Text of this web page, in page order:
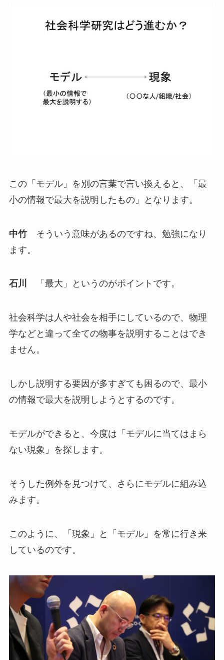
この「モデル」を別の言葉で言い換えると、「最
小の情報で最大を説明したもの」となります。
中竹そういう意味があるのですね、勉強になり
ます。
石川 「最大」というのがポイントです。
社会科学は人や社会を相手にしているので、物理
学などと違って全ての物事を説明することはでき
ません。
しかし説明する要因が多すぎても困るので、最小
の情報で最大を説明しようとするのです。
モデルができると、今度は「モデルに当てはまら
ない現象」を探します。
そうした例外を見つけて、さらにモデルに組み込
みます。
このように、「現象」と「モデル」を常に行き来
しているのです。